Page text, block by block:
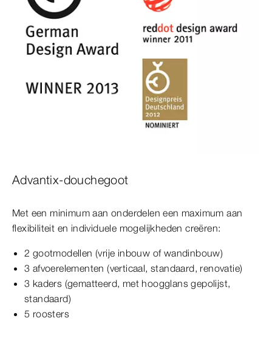
Advantix-douchegoot
Met een minimum aan onderdelen een maximum aan
flexibiliteit en individuele mogelijkheden creëren:
2 gootmodellen (vrije inbouw of wandinbouw)
3 afvoerelementen (verticaal, standaard, renovatie)
3 kaders (gematteerd, met hoogglans gepolijst,
standaard)
5 roosters